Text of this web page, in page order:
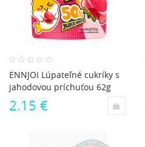
ENNJOI Lúpateľné cukríky s
jahodovou príchuťou 62g
2.15 €